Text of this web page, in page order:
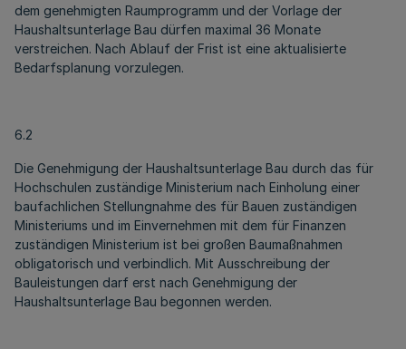
dem genehmigten Raumprogramm und der Vorlage der
Haushaltsunterlage Bau dürfen maximal 36 Monate
verstreichen. Nach Ablauf der Frist ist eine aktualisierte
Bedarfsplanung vorzulegen.
6.2
Die Genehmigung der Haushaltsunterlage Bau durch das für
Hochschulen zuständige Ministerium nach Einholung einer
baufachlichen Stellungnahme des für Bauen zuständigen
Ministeriums und im Einvernehmen mit dem für Finanzen
zuständigen Ministerium ist bei großen Baumaßnahmen
obligatorisch und verbindlich. Mit Ausschreibung der
Bauleistungen darf erst nach Genehmigung der
Haushaltsunterlage Bau begonnen werden.